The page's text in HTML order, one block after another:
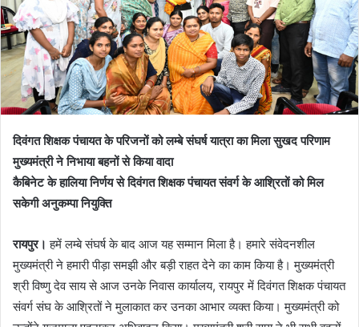
दिवंगत शिक्षक पंचायत के परिजनों को लम्बे संघर्ष यात्रा का मिला सुखद परिणाम
मुख्यमंत्री ने निभाया बहनों से किया वादा
कैबिनेट के हालिया निर्णय से दिवंगत शिक्षक पंचायत संवर्ग के आश्रितों को मिल
सकेगी अनुकम्पा नियुक्ति
रायपुर। हमें लम्बे संघर्ष के बाद आज यह सम्मान मिला है। हमारे संवेदनशील
मुख्यमंत्री ने हमारी पीड़ा समझी और बड़ी राहत देने का काम किया है। मुख्यमंत्री
श्री विष्णु देव साय से आज उनके निवास कार्यालय, रायपुर में दिवंगत शिक्षक पंचायत
संवर्ग संघ के आश्रितों ने मुलाकात कर उनका आभार व्यक्त किया। मुख्यमंत्री को